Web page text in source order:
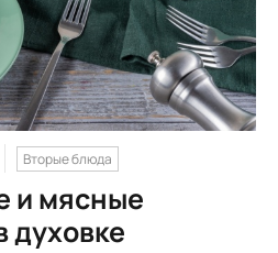
Вторые блюда
и мясные
духовке